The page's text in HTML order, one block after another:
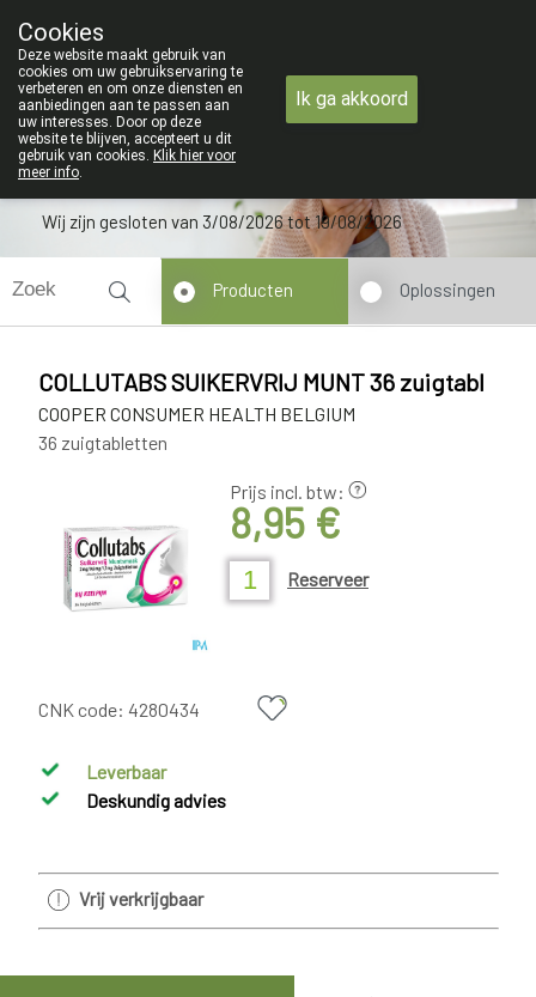
09 228 32 36
Wij zijn gesloten van 3/08/2026 tot 19/08/2026
Producten Oplossingen
COLLUTABS SUIKERVRIJ MUNT 36 zuigtabl
COOPER CONSUMER HEALTH BELGIUM
36 zuigtabletten
Prijs incl. btw:
8,95 €
Reserveer
CNK code: 4280434
Leverbaar
Deskundig advies
Vrij verkrijgbaar
Cookies
Deze website maakt gebruik van
cookies om uw gebruikservaring te
verbeteren en om onze diensten en
aanbiedingen aan te passen aan
uw interesses. Door op deze
website te blijven, accepteert u dit
gebruik van cookies. Klik hier voor
meer info.
Ik ga akkoord